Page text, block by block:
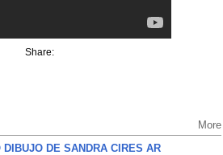
Share:
More
DIBUJO DE SANDRA CIRES AR